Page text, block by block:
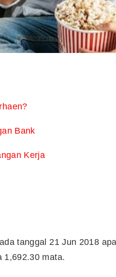
Bank
Kerja
tanggal 21 Jun 2018
1,692.30 mata.